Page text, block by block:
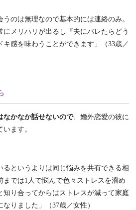
のは無理なので基本的には連絡のみ。
にメリハリが出るし『夫にバレたらどう
感を味わうことができます」（33歳／
なかなか話せないので、婚外恋愛の彼に
ます。
るというよりは同じ悩みを共有できる相
までは1人で悩んで色々ストレスを溜め
知り合ってからはストレスが減って家庭
りました」（37歳／女性）